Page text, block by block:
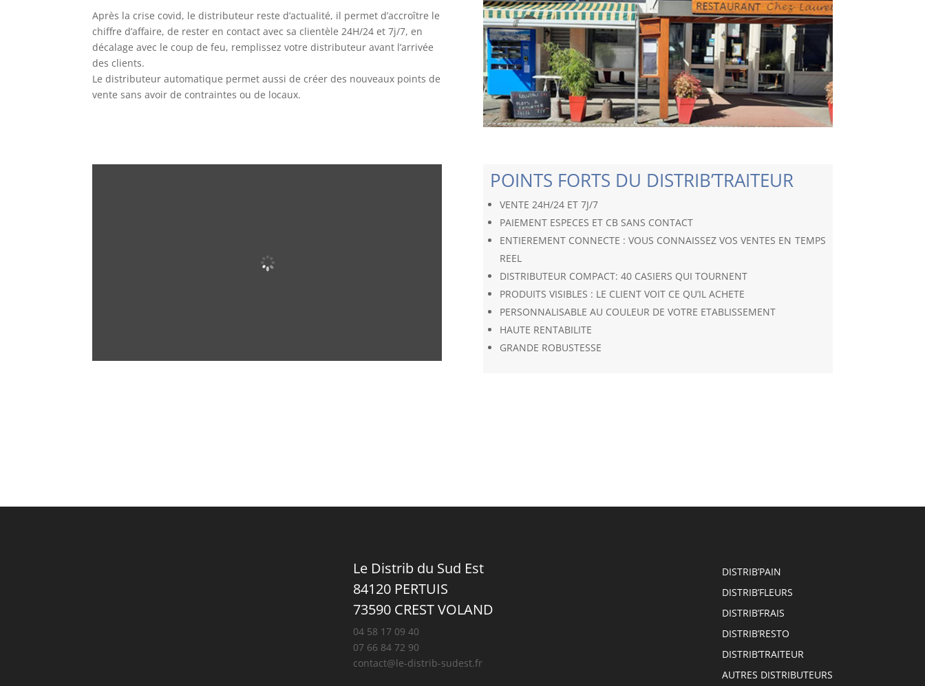
Après la crise covid, le distributeur reste d’actualité, il permet d’accroître le
chiffre d’affaire, de rester en contact avec sa clientèle 24H/24 et 7j/7, en
décalage avec le coup de feu, remplissez votre distributeur avant l’arrivée
des clients.
Le distributeur automatique permet aussi de créer des nouveaux points de
vente sans avoir de contraintes ou de locaux.
POINTS FORTS DU DISTRIB’TRAITEUR
VENTE 24H/24 ET 7J/7
PAIEMENT ESPECES ET CB SANS CONTACT
ENTIEREMENT CONNECTE : VOUS CONNAISSEZ VOS VENTES EN TEMPS
REEL
DISTRIBUTEUR COMPACT: 40 CASIERS QUI TOURNENT
PRODUITS VISIBLES : LE CLIENT VOIT CE QU’IL ACHETE
PERSONNALISABLE AU COULEUR DE VOTRE ETABLISSEMENT
HAUTE RENTABILITE
GRANDE ROBUSTESSE
Le Distrib du Sud Est
84120 PERTUIS
73590 CREST VOLAND
04 58 17 09 40
07 66 84 72 90
contact@le-distrib-sudest.fr
DISTRIB’PAIN
DISTRIB’FLEURS
DISTRIB’FRAIS
DISTRIB’RESTO
DISTRIB’TRAITEUR
AUTRES DISTRIBUTEURS